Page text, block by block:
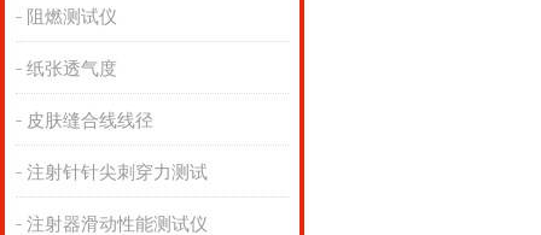
阻燃测试仪
纸张透气度
皮肤缝合线线径
注射针针尖刺穿力测试
注射器滑动性能测试仪